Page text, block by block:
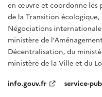
en œuvre et coordonne les
de la Transition
Négociations
ministère de
Décentralisation, du
ministère de la Ville et du
info.gouv.fr
service-